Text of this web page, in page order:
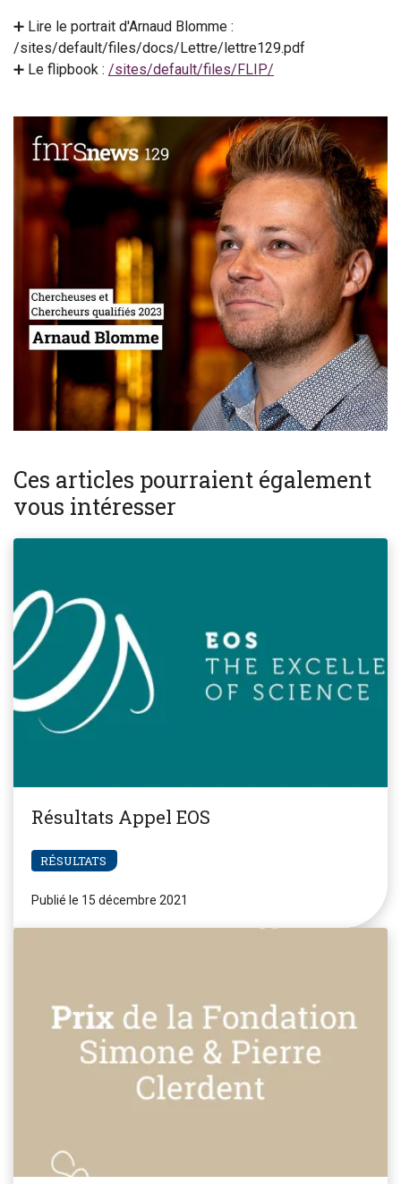
➕ Lire le portrait d'Arnaud Blomme :
/sites/default/files/docs/Lettre/lettre129.pdf
➕ Le flipbook : /sites/default/files/FLIP/
Ces articles pourraient également
vous intéresser
Résultats Appel EOS
RÉSULTATS
Publié le 15 décembre 2021